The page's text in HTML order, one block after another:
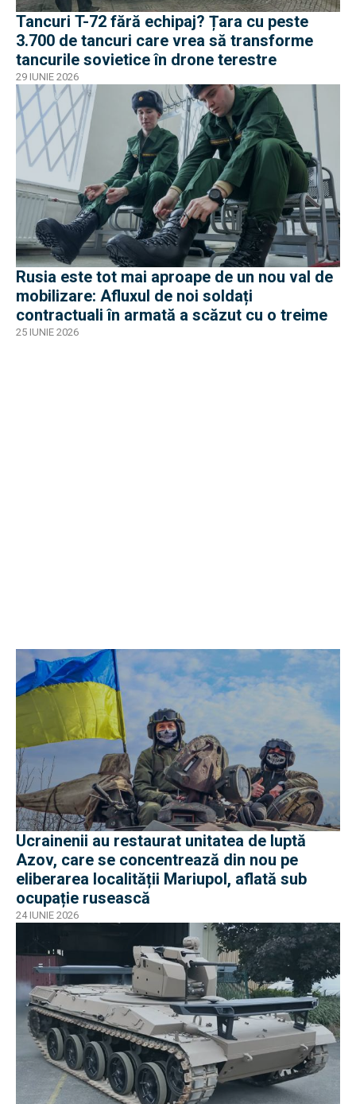
Tancuri T-72 fără echipaj? Țara cu peste
3.700 de tancuri care vrea să transforme
tancurile sovietice în drone terestre
29 IUNIE 2026
Rusia este tot mai aproape de un nou val de
mobilizare: Afluxul de noi soldați
contractuali în armată a scăzut cu o treime
25 IUNIE 2026
Ucrainenii au restaurat unitatea de luptă
Azov, care se concentrează din nou pe
eliberarea localității Mariupol, aflată sub
ocupație rusească
24 IUNIE 2026